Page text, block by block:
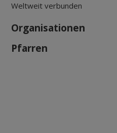
Weltweit verbunden
Organisationen
Pfarren